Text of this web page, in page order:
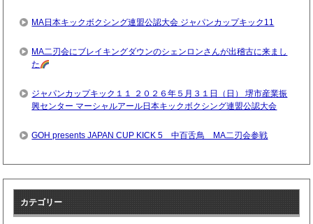
MA日本キックボクシング連盟公認大会 ジャパンカップキック11
MA二刃会にブレイキングダウンのシェンロンさんが出稽古に来まし
た
ジャパンカップキック１１ ２０２６年５月３１日（日） 堺市産業振
興センター マーシャルアール日本キックボクシング連盟公認大会
GOH presents JAPAN CUP KICK 5 中百舌鳥 MA二刃会参戦
カテゴリー